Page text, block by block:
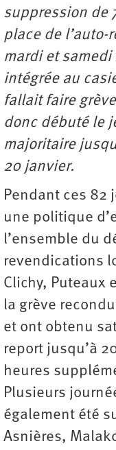
suppression de
place de
mardi et
intégrée au
fallait faire
donc débuté le
majoritaire
20 janvier.
Pendant ces 82
une politique
l’ensemble du
revendications
Clichy, Puteaux
la grève
et ont obtenu
report jusqu’à
heures
Plusieurs
également été
Asnières,